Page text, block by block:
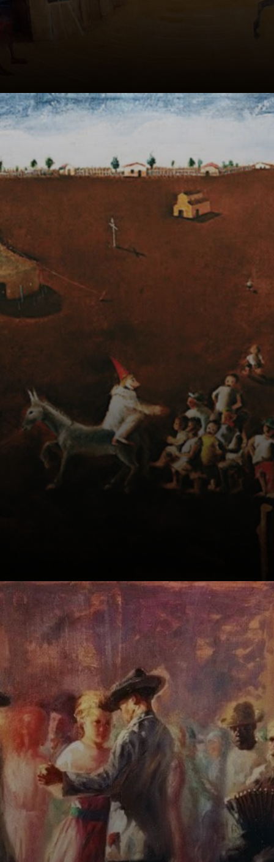
Desde os 9 anos,
Candinho, como
era chamado,
interesse pela
arte, trabalhando
como assistente
de pintura em
igrejas locais.
Sua infância foi
um universo de
memórias,
retratado em suas
telas, de um
garoto simples
que adorava